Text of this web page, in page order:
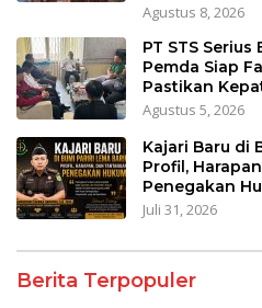
Agustus 8, 2026
PT STS Serius
Pemda Siap
Pastikan
Agustus 5, 2026
Kajari Baru di
Profil,
Penegakan
Juli 31, 2026
Berita Terpopuler